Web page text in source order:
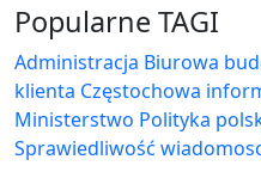
Popularne TAGI
Administracja Biurowa
klienta Częstochowa
Ministerstwo Polityka
Sprawiedliwość